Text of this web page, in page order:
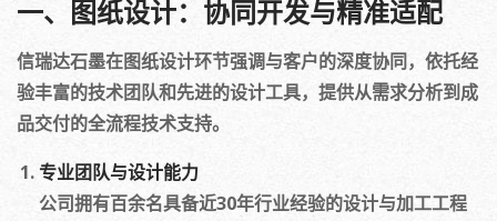
一、图纸设计：协同开发与精准适配
信瑞达石墨在图纸设计环节强调与客户的深度协同，依托经
验丰富的技术团队和先进的设计工具，提供从需求分析到成
品交付的全流程技术支持。
专业团队与设计能力
公司拥有百余名具备近30年行业经验的设计与加工工程